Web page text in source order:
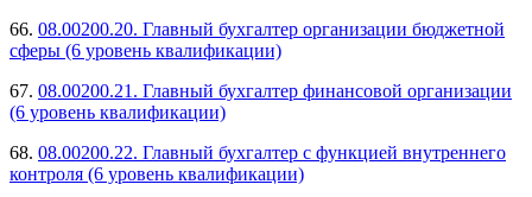
66. 08.00200.20. Главный бухгалтер организации бюджетной
сферы (6 уровень квалификации)
67. 08.00200.21. Главный бухгалтер финансовой организации
(6 уровень квалификации)
68. 08.00200.22. Главный бухгалтер с функцией внутреннего
контроля (6 уровень квалификации)